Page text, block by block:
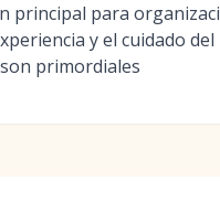
principal para
y el cuidado del
primordiales